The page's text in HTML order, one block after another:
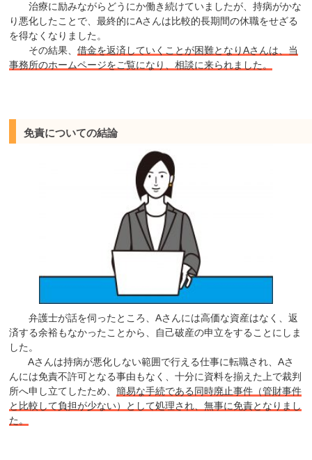
治療に励みながらどうにか働き続けていましたが、持病がかな
り悪化したことで、最終的にAさんは比較的長期間の休職をせざる
を得なくなりました。
その結果、借金を返済していくことが困難となりAさんは、当
事務所のホームページをご覧になり、相談に来られました。
免責についての結論
弁護士が話を伺ったところ、Aさんには高価な資産はなく、返
済する余裕もなかったことから、自己破産の申立をすることにしま
した。
Aさんは持病が悪化しない範囲で行える仕事に転職され、Aさ
んには免責不許可となる事由もなく、十分に資料を揃えた上で裁判
所へ申し立てしたため、簡易な手続である同時廃止事件（管財事件
と比較して負担が少ない）として処理され、無事に免責となりまし
た。